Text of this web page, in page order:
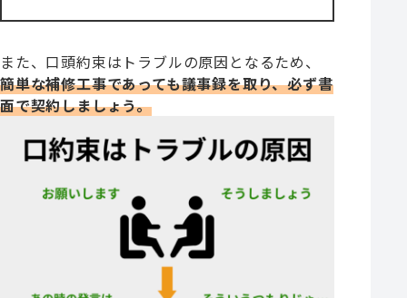
また、口頭約束はトラブルの原因となるため、
簡単な補修工事であっても議事録を取り、必ず書
面で契約しましょう。